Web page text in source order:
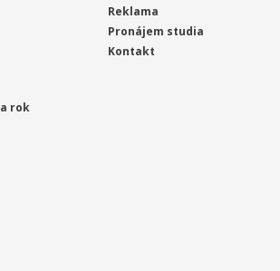
rok
Reklama
Pronájem studia
Kontakt